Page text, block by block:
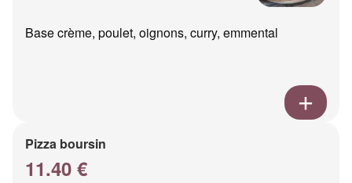
Base crème, poulet, oignons, curry, emmental
Pizza boursin
11.40 €